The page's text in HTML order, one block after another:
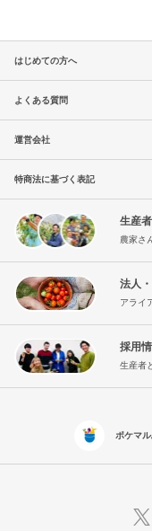
はじめての方へ
よくある質問
運営会社
特商法に基づく表記
生産
農家さ
法人
アライ
採用
生産者
ポケマ